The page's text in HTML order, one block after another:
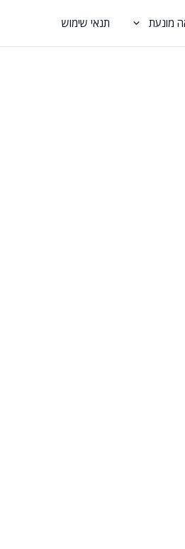
מונעת תנאי שימוש